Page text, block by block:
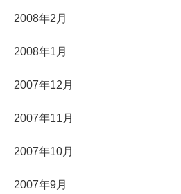
2008年2月
2008年1月
2007年12月
2007年11月
2007年10月
2007年9月